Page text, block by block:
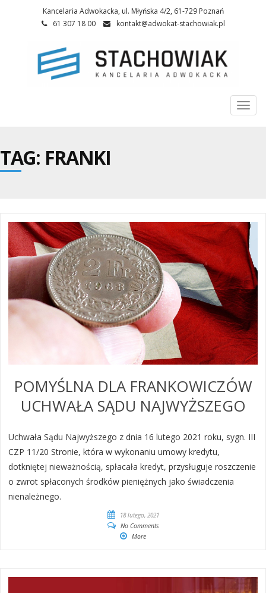
Kancelaria Adwokacka, ul. Młyńska 4/2, 61-729 Poznań
61 307 18 00
kontakt@adwokat-stachowiak.pl
TAG: FRANKI
POMYŚLNA DLA FRANKOWICZÓW
UCHWAŁA SĄDU NAJWYŻSZEGO
Uchwała Sądu Najwyższego z dnia 16 lutego 2021 roku, sygn. III
CZP 11/20 Stronie, która w wykonaniu umowy kredytu,
dotkniętej nieważnością, spłacała kredyt, przysługuje roszczenie
o zwrot spłaconych środków pieniężnych jako świadczenia
nienależnego.
18 lutego, 2021
No Comments
More